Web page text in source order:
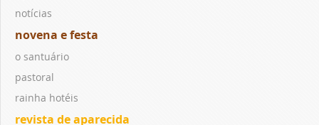
notícias
novena e festa
o santuário
pastoral
rainha hotéis
revista de aparecida